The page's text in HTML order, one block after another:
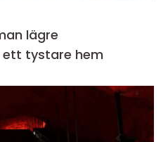
lägre
tystare hem